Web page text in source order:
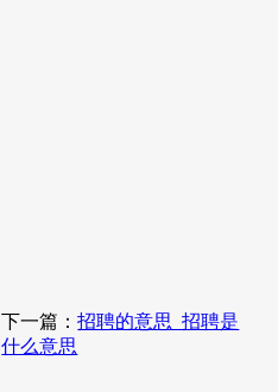
下一篇：招聘的意思_招聘是
什么意思